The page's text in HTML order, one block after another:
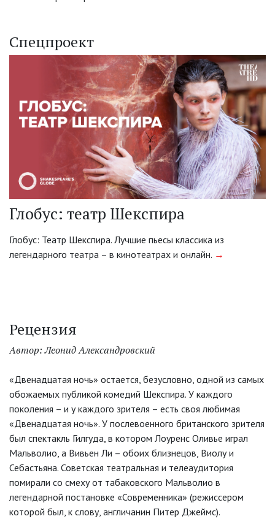
Спецпроект
Глобус: театр Шекспира
Глобус: Театр Шекспира. Лучшие пьесы классика из
легендарного театра – в кинотеатрах и онлайн. →
Рецензия
Автор: Леонид Александровский
«Двенадцатая ночь» остается, безусловно, одной из самых
обожаемых публикой комедий Шекспира. У каждого
поколения – и у каждого зрителя – есть своя любимая
«Двенадцатая ночь». У послевоенного британского зрителя
был спектакль Гилгуда, в котором Лоуренс Оливье играл
Мальволио, а Вивьен Ли – обоих близнецов, Виолу и
Себастьяна. Советская театральная и телеаудитория
помирали со смеху от табаковского Мальволио в
легендарной постановке «Современника» (режиссером
которой был, к слову, англичанин Питер Джеймс).